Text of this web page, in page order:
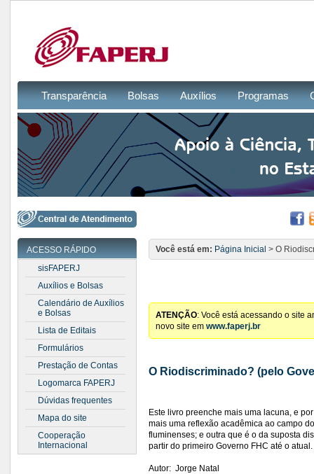
Transparência Bolsas Auxílios Programas
ACESSO RÁPIDO
sisFAPERJ
Auxílios e Bolsas
Calendário de Auxílios
e Bolsas
Lista de Editais
Formulários
Prestação de Contas
Logomarca FAPERJ
Dúvidas frequentes
Mapa do site
Cooperação
Internacional
Você está em: Página Inicial > O
ATENÇÃO: Você está acessando o site
novo site em www.faperj.br
O Riodiscriminado? (pelo
Este livro preenche mais uma lacuna, e
mais uma reflexão acadêmica ao campo
fluminenses; e outra que é o da suposta
partir do primeiro Governo FHC até o atual.
Autor: Jorge Natal